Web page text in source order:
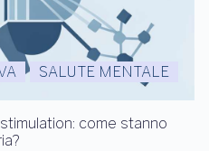
SALUTE MENTALE
come stanno